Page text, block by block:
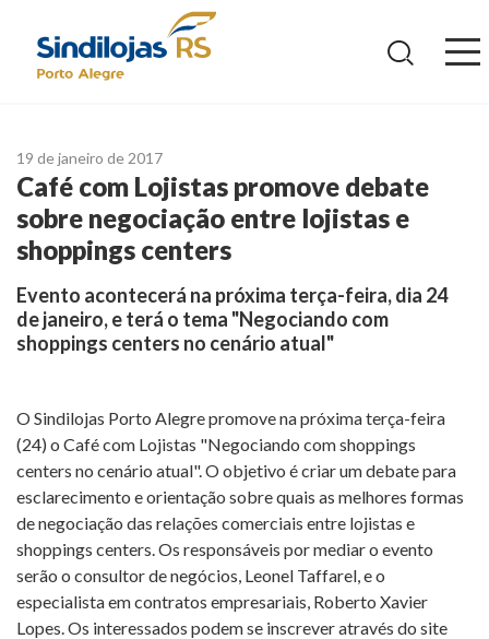
19 de janeiro de 2017
Café com Lojistas promove debate
sobre negociação entre lojistas e
shoppings centers
Evento acontecerá na próxima terça-feira, dia 24
de janeiro, e terá o tema "Negociando com
shoppings centers no cenário atual"
O Sindilojas Porto Alegre promove na próxima terça-feira
(24) o Café com Lojistas "Negociando com shoppings
centers no cenário atual". O objetivo é criar um debate para
esclarecimento e orientação sobre quais as melhores formas
de negociação das relações comerciais entre lojistas e
shoppings centers. Os responsáveis por mediar o evento
serão o consultor de negócios, Leonel Taffarel, e o
especialista em contratos empresariais, Roberto Xavier
Lopes. Os interessados podem se inscrever através do site